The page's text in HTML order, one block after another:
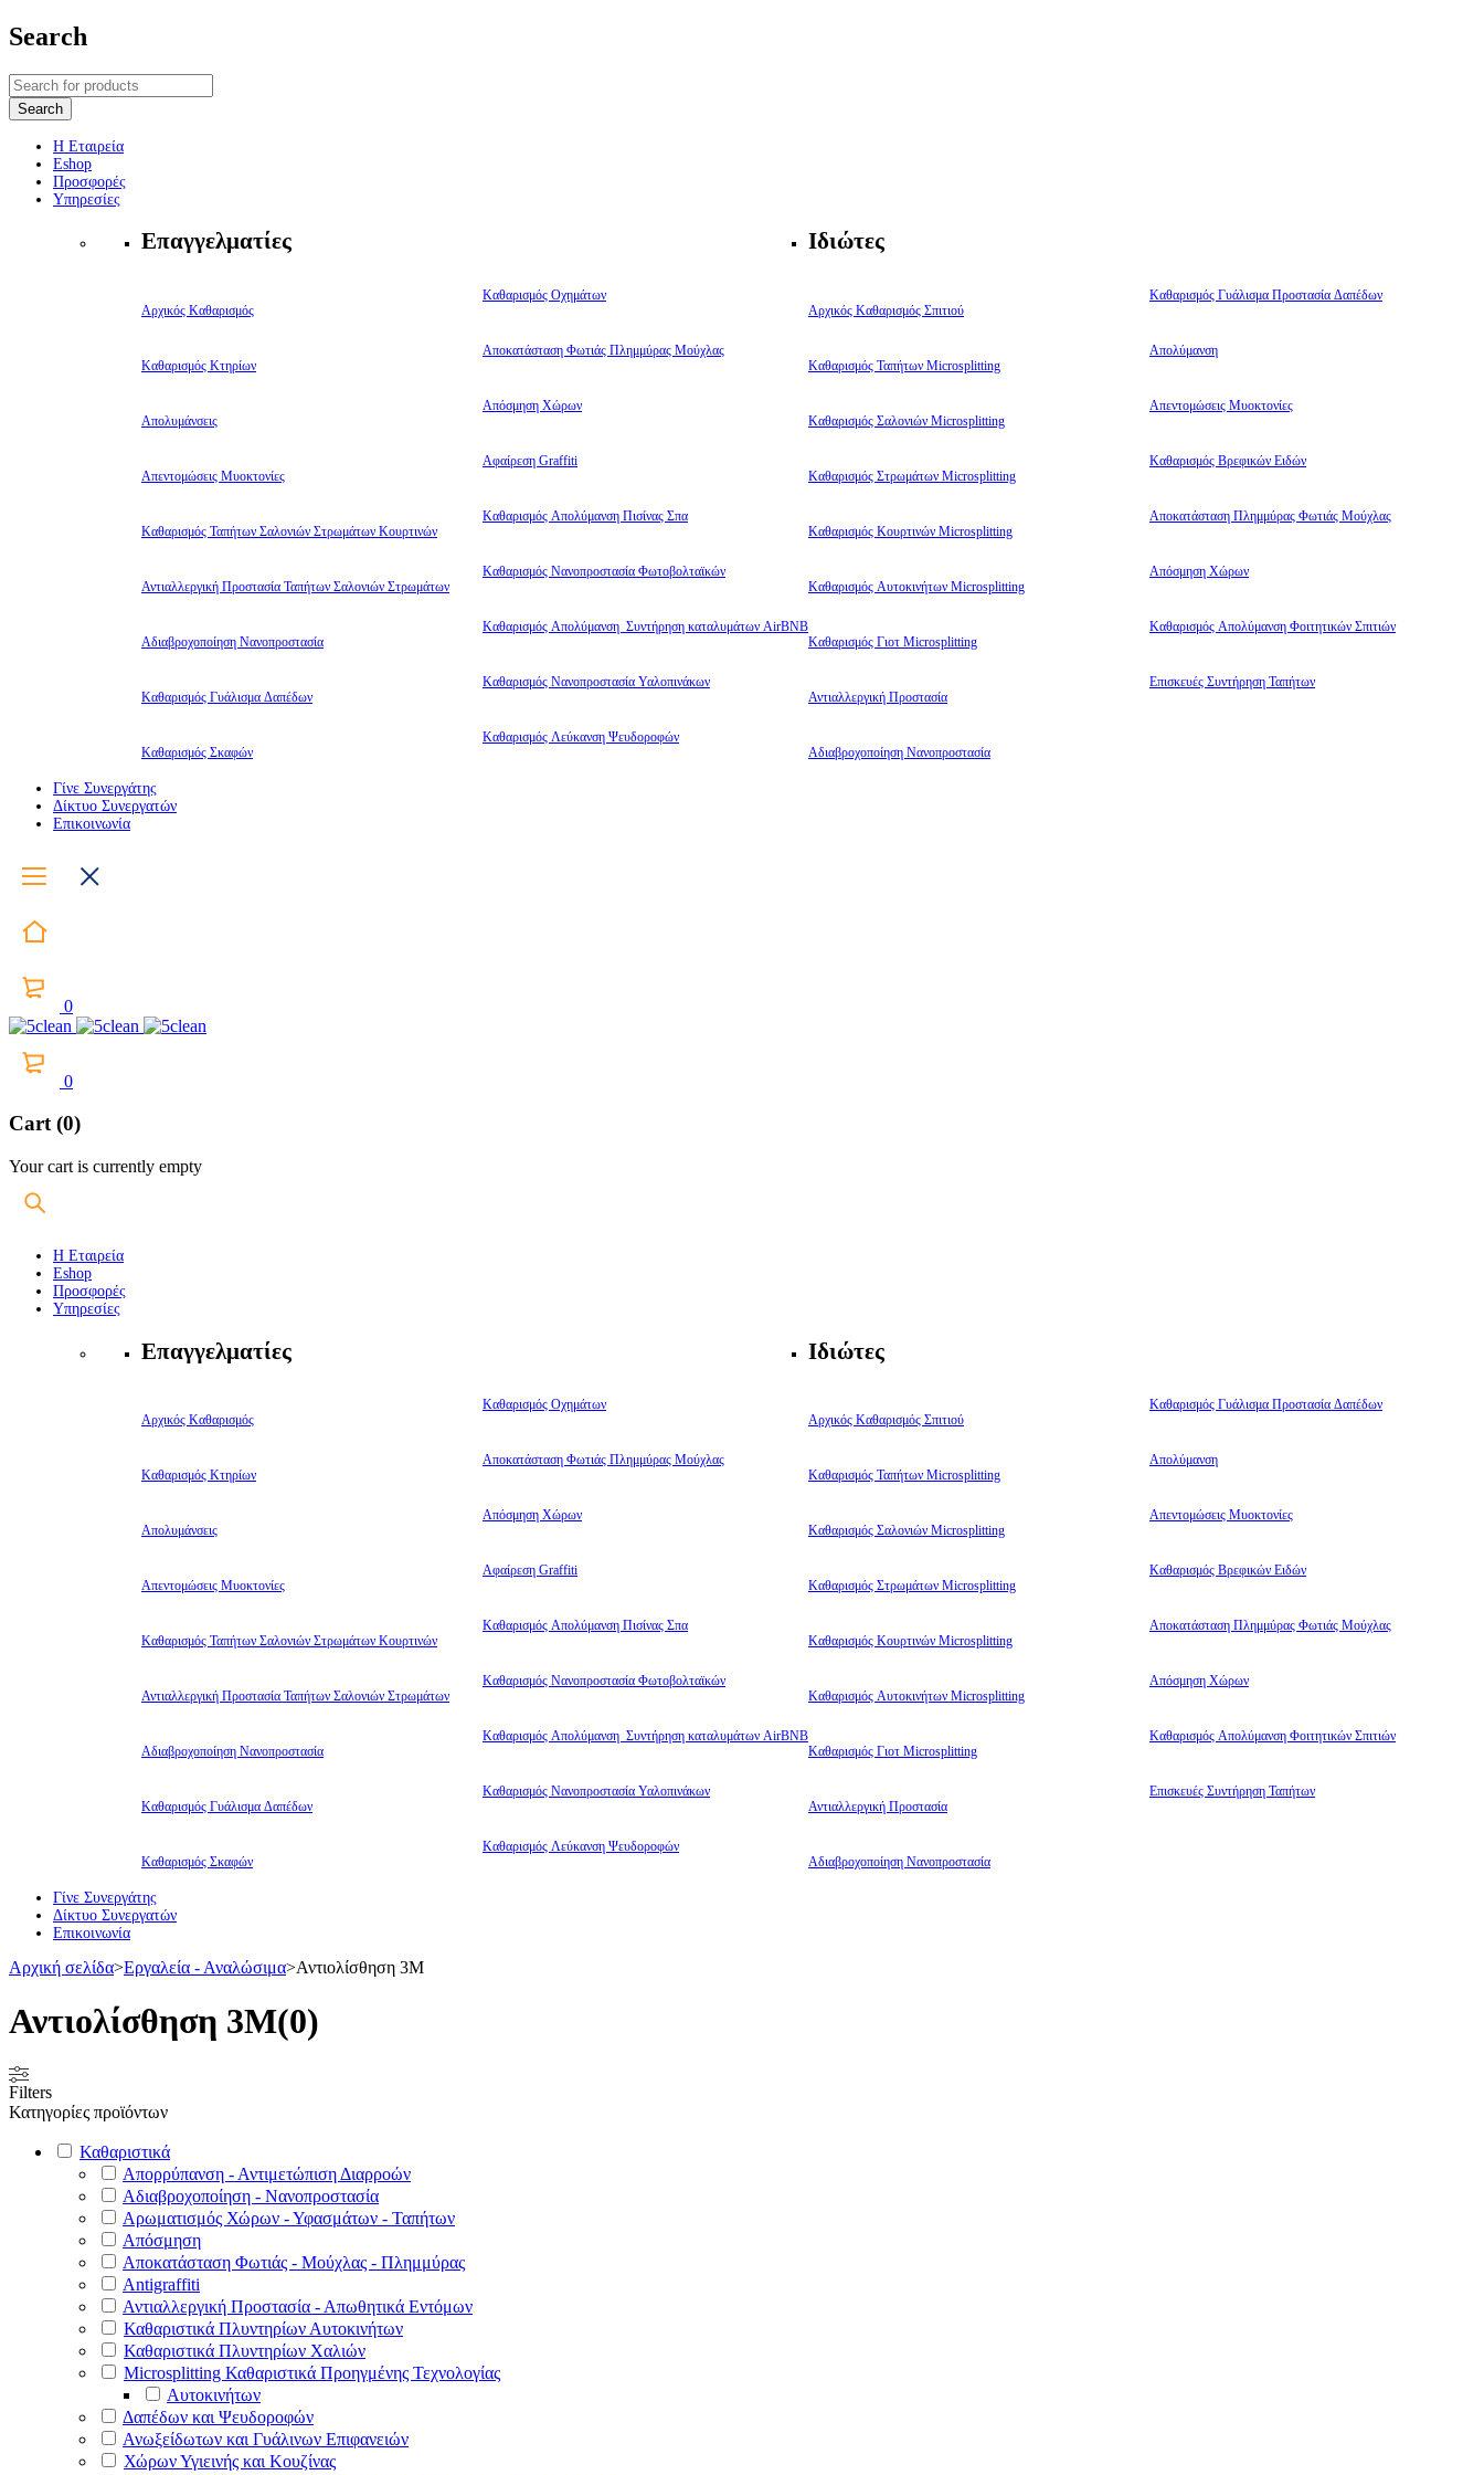
Search
Η Εταιρεία
Eshop
Προσφορές
Υπηρεσίες
Επαγγελματίες
Αρχικός Καθαρισμός
Καθαρισμός Κτηρίων
Απολυμάνσεις
Απεντομώσεις Μυοκτονίες
Καθαρισμός Ταπήτων Σαλονιών Στρωμάτων Κουρτινών
Αντιαλλεργική Προστασία Ταπήτων Σαλονιών Στρωμάτων
Αδιαβροχοποίηση Νανοπροστασία
Καθαρισμός Γυάλισμα Δαπέδων
Καθαρισμός Σκαφών
Καθαρισμός Οχημάτων
Αποκατάσταση Φωτιάς Πλημμύρας Μούχλας
Απόσμηση Χώρων
Αφαίρεση Graffiti
Καθαρισμός Απολύμανση Πισίνας Σπα
Καθαρισμός Νανοπροστασία Φωτοβολταϊκών
Καθαρισμός Απολύμανση Συντήρηση καταλυμάτων AirBNB
Καθαρισμός Νανοπροστασία Υαλοπινάκων
Καθαρισμός Λεύκανση Ψευδοροφών
Ιδιώτες
Αρχικός Καθαρισμός Σπιτιού
Καθαρισμός Ταπήτων Microsplitting
Καθαρισμός Σαλονιών Microsplitting
Καθαρισμός Στρωμάτων Microsplitting
Καθαρισμός Κουρτινών Microsplitting
Καθαρισμός Αυτοκινήτων Microsplitting
Καθαρισμός Γιοτ Microsplitting
Αντιαλλεργική Προστασία
Αδιαβροχοποίηση Νανοπροστασία
Καθαρισμός Γυάλισμα Προστασία Δαπέδων
Απολύμανση
Απεντομώσεις Μυοκτονίες
Καθαρισμός Βρεφικών Ειδών
Αποκατάσταση Πλημμύρας Φωτιάς Μούχλας
Απόσμηση Χώρων
Καθαρισμός Απολύμανση Φοιτητικών Σπιτιών
Επισκευές Συντήρηση Ταπήτων
Γίνε Συνεργάτης
Δίκτυο Συνεργατών
Επικοινωνία
0
0
Cart (0)
Your cart is currently empty
Η Εταιρεία
Eshop
Προσφορές
Υπηρεσίες
Επαγγελματίες
Αρχικός Καθαρισμός
Καθαρισμός Κτηρίων
Απολυμάνσεις
Απεντομώσεις Μυοκτονίες
Καθαρισμός Ταπήτων Σαλονιών Στρωμάτων Κουρτινών
Αντιαλλεργική Προστασία Ταπήτων Σαλονιών Στρωμάτων
Αδιαβροχοποίηση Νανοπροστασία
Καθαρισμός Γυάλισμα Δαπέδων
Καθαρισμός Σκαφών
Καθαρισμός Οχημάτων
Αποκατάσταση Φωτιάς Πλημμύρας Μούχλας
Απόσμηση Χώρων
Αφαίρεση Graffiti
Καθαρισμός Απολύμανση Πισίνας Σπα
Καθαρισμός Νανοπροστασία Φωτοβολταϊκών
Καθαρισμός Απολύμανση Συντήρηση καταλυμάτων AirBNB
Καθαρισμός Νανοπροστασία Υαλοπινάκων
Καθαρισμός Λεύκανση Ψευδοροφών
Ιδιώτες
Αρχικός Καθαρισμός Σπιτιού
Καθαρισμός Ταπήτων Microsplitting
Καθαρισμός Σαλονιών Microsplitting
Καθαρισμός Στρωμάτων Microsplitting
Καθαρισμός Κουρτινών Microsplitting
Καθαρισμός Αυτοκινήτων Microsplitting
Καθαρισμός Γιοτ Microsplitting
Αντιαλλεργική Προστασία
Αδιαβροχοποίηση Νανοπροστασία
Καθαρισμός Γυάλισμα Προστασία Δαπέδων
Απολύμανση
Απεντομώσεις Μυοκτονίες
Καθαρισμός Βρεφικών Ειδών
Αποκατάσταση Πλημμύρας Φωτιάς Μούχλας
Απόσμηση Χώρων
Καθαρισμός Απολύμανση Φοιτητικών Σπιτιών
Επισκευές Συντήρηση Ταπήτων
Γίνε Συνεργάτης
Δίκτυο Συνεργατών
Επικοινωνία
Αρχική σελίδα>Εργαλεία - Αναλώσιμα>Αντιολίσθηση 3Μ
Αντιολίσθηση 3Μ(0)
Filters
Κατηγορίες προϊόντων
Καθαριστικά
Απορρύπανση - Αντιμετώπιση Διαρροών
Αδιαβροχοποίηση - Νανοπροστασία
Αρωματισμός Χώρων - Υφασμάτων - Ταπήτων
Απόσμηση
Αποκατάσταση Φωτιάς - Μούχλας - Πλημμύρας
Antigraffiti
Αντιαλλεργική Προστασία - Απωθητικά Εντόμων
Καθαριστικά Πλυντηρίων Αυτοκινήτων
Καθαριστικά Πλυντηρίων Χαλιών
Microsplitting Καθαριστικά Προηγμένης Τεχνολογίας
Αυτοκινήτων
Δαπέδων και Ψευδοροφών
Ανωξείδωτων και Γυάλινων Επιφανειών
Χώρων Υγιεινής και Κουζίνας